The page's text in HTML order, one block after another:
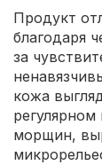
Продукт
благодаря
за
кожа
морщин,